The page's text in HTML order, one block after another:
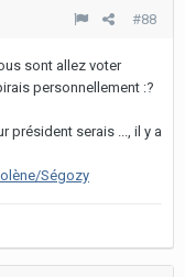
#88
sont allez voter
personnellement :?
président serais ..., il y a
Ségozy